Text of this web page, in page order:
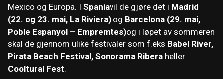
Mexico og Europa. I Spaniavil de gjøre det i Madrid
(22. og 23. mai, La Riviera) og Barcelona (29. mai,
Poble Espanyol – Empremtes)og i løpet av sommeren
skal de gjennom ulike festivaler som f.eks Babel River,
Pirata Beach Festival, Sonorama Ribera heller
Cooltural Fest.